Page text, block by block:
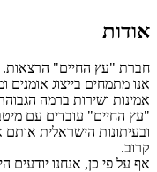
אודות
חברת "עץ החיים" הרצאות.
אנו מתמחים בייצוג
אמינות ושירות ברמה
"עץ החיים" עובדים עם
ובעיתונות הישראלית אותם
קרוב.
אף על פי כן, אנחנו יודעים